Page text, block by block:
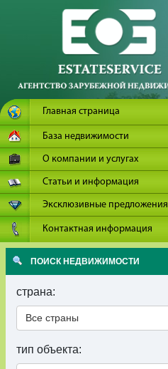
Главная страница
База недвижимости
О компании и услугах
Статьи и информация
Эксклюзивные предложения
Контактная информация
ПОИСК НЕДВИЖИМОСТИ
страна:
Все страны
тип объекта: